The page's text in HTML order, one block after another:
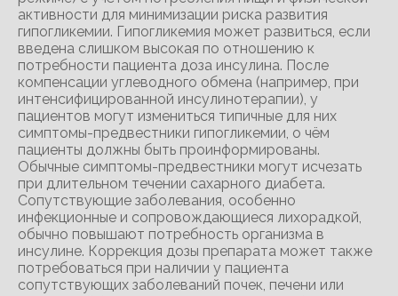
активности для минимизации риска развития
гипогликемии. Гипогликемия может развиться, если
введена слишком высокая по отношению к
потребности пациента доза инсулина. После
компенсации углеводного обмена (например, при
интенсифицированной инсулинотерапии), у
пациентов могут измениться типичные для них
симптомы-предвестники гипогликемии, о чём
пациенты должны быть проинформированы.
Обычные симптомы-предвестники могут исчезать
при длительном течении сахарного диабета.
Сопутствующие заболевания, особенно
инфекционные и сопровождающиеся лихорадкой,
обычно повышают потребность организма в
инсулине. Коррекция дозы препарата может также
потребоваться при наличии у пациента
сопутствующих заболеваний почек, печени или